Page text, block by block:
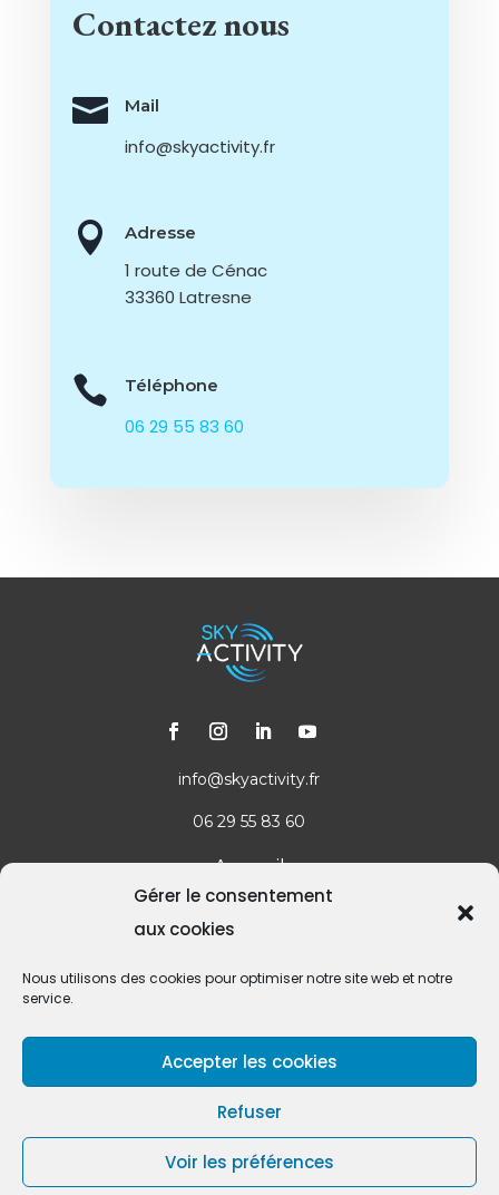
Gérer le consentement
aux cookies
Nous utilisons des cookies pour optimiser notre site web et notre
service.
Accepter les cookies
Refuser
Voir les préférences
Contactez nous
 Mail
info@skyactivity.fr
 Adresse
1 route de Cénac
33360 Latresne
 Téléphone
06 29 55 83 60
info@skyactivity.fr
06 29 55 83 60
Accueil
Photogrammétrie
Thermographie
Contact